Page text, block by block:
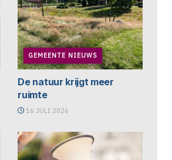
GEMEENTE NIEUWS
De natuur krijgt meer
ruimte
16 JULI 2026